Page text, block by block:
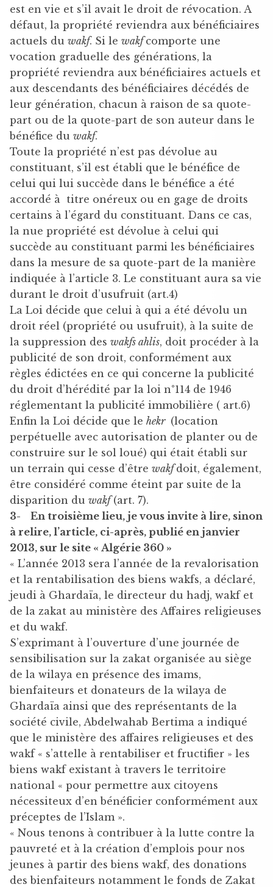
est en vie et s’il avait le droit de révocation. A
défaut, la propriété reviendra aux bénéficiaires
actuels du wakf. Si le wakfcomporte une
vocation graduelle des générations, la
propriété reviendra aux bénéficiaires actuels et
aux descendants des bénéficiaires décédés de
leur génération, chacun à raison de sa quote-
part ou de la quote-part de son auteur dans le
bénéfice du wakf.
Toute la propriété n’est pas dévolue au
constituant, s’il est établi que le bénéfice de
celui qui lui succède dans le bénéfice a été
accordé à titre onéreux ou en gage de droits
certains à l’égard du constituant. Dans ce cas,
la nue propriété est dévolue à celui qui
succède au constituant parmi les bénéficiaires
dans la mesure de sa quote-part de la manière
indiquée à l’article 3. Le constituant aura sa vie
durant le droit d’usufruit (art.4)
La Loi décide que celui à qui a été dévolu un
droit réel (propriété ou usufruit), à la suite de
la suppression des wakfs ahlis, doit procéder à la
publicité de son droit, conformément aux
règles édictées en ce qui concerne la publicité
du droit d’hérédité par la loi n°114 de 1946
réglementant la publicité immobilière ( art.6)
Enfin la Loi décide que le hekr (location
perpétuelle avec autorisation de planter ou de
construire sur le sol loué) qui était établi sur
un terrain qui cesse d’être wakfdoit, également,
être considéré comme éteint par suite de la
disparition du wakf(art. 7).
3- En troisième lieu, je vous invite à lire, sinon
à relire, l’article, ci-après, publié en janvier
2013, sur le site « Algérie 360 »
« L’année 2013 sera l’année de la revalorisation
et la rentabilisation des biens wakfs, a déclaré,
jeudi à Ghardaïa, le directeur du hadj, wakf et
de la zakat au ministère des Affaires religieuses
et du wakf.
S’exprimant à l’ouverture d’une journée de
sensibilisation sur la zakat organisée au siège
de la wilaya en présence des imams,
bienfaiteurs et donateurs de la wilaya de
Ghardaïa ainsi que des représentants de la
société civile, Abdelwahab Bertima a indiqué
que le ministère des affaires religieuses et des
wakf « s’attelle à rentabiliser et fructifier » les
biens wakf existant à travers le territoire
national « pour permettre aux citoyens
nécessiteux d’en bénéficier conformément aux
préceptes de l’Islam ».
« Nous tenons à contribuer à la lutte contre la
pauvreté et à la création d’emplois pour nos
jeunes à partir des biens wakf, des donations
des bienfaiteurs notamment le fonds de Zakat